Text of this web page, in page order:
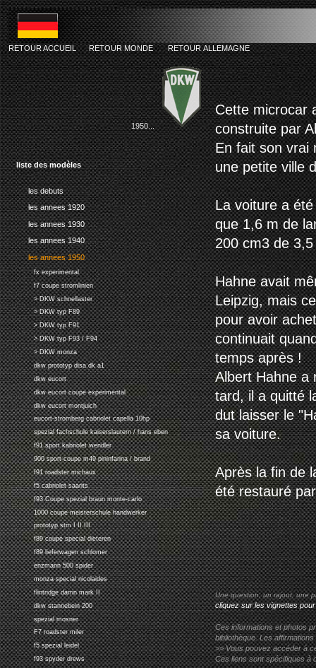
liste des modèles
les debuts
les annees 1920
les annees 1930
les annees 1940
les annees 1950
fx experimental
f7 coupe stromlinien
> DKW schnellaster
> DKW typ F89
> DKW typ F91
> DKW typ F93 / F94
> DKW monza
dkw prototyp disa dk a1
dkw eucort
dkw eucort coupe experimental
dkw eucort montjuich
eucort-stromberg cabriolet capella 10hp
spezial fachschule kaiserslautern / hans eben
f91 sport kabriolet wendler
900 sport-coupe m49 pininfarina / brand
f91 roadster michaux
f5 cabriolet saarits
f93 Coupe spezial braun monte-carlo
1000 coupe meisterschule handwerker
prototyp stm I II III
f89 coupe special dieteren
f89 lieferwagen schlomer
enzmann 500 spider
monza special nicolaides
flintridge darrin mark II
dkw stannebein 200
spezial mosner
F7 roadster miler
f5 spezial leidel
f93 spyder drews
dkw
RETOUR ACCUEIL RETOUR MONDE RETOUR ALLEMAGNE
1950...
Cette microcar
construite par
En fait son vrai
une petite ville
La voiture a
que 1,6 m de
200 cm3 de
Hahne avait
Leipzig, mais
pour avoir
continuait
temps après !
Albert Hahne a
tard, il a quitté
dut laisser le
sa voiture.
Après la fin de
été restauré
Une question, un rajout, une
cliquez sur les vignettes
Ces informations et photos
bibliothèque. Les
>> Vous pouvez accéder à
Ces liens sont spécifiques à